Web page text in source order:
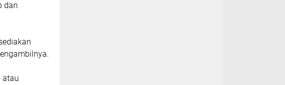
dan
atau